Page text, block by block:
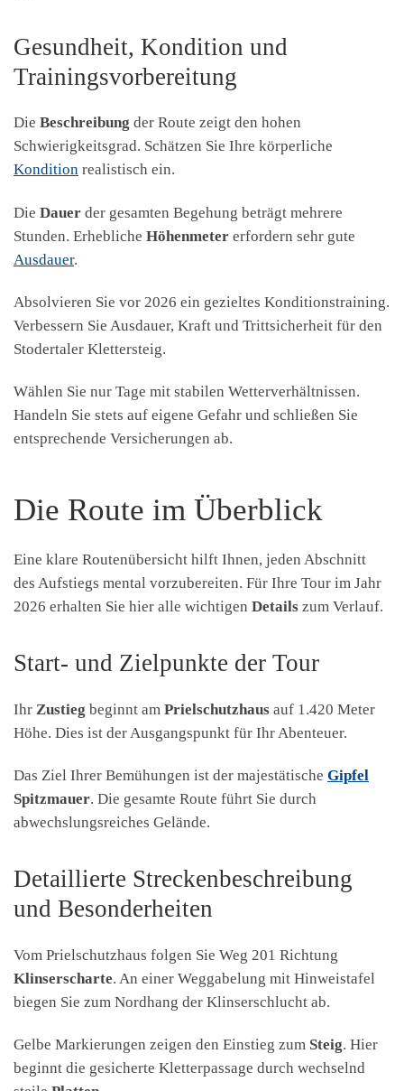
Gesundheit, Kondition und
Trainingsvorbereitung
Die Beschreibung der Route zeigt den hohen
Schwierigkeitsgrad. Schätzen Sie Ihre körperliche
Kondition realistisch ein.
Die Dauer der gesamten Begehung beträgt mehrere
Stunden. Erhebliche Höhenmeter erfordern sehr gute
Ausdauer.
Absolvieren Sie vor 2026 ein gezieltes Konditionstraining.
Verbessern Sie Ausdauer, Kraft und Trittsicherheit für den
Stodertaler Klettersteig.
Wählen Sie nur Tage mit stabilen Wetterverhältnissen.
Handeln Sie stets auf eigene Gefahr und schließen Sie
entsprechende Versicherungen ab.
Die Route im Überblick
Eine klare Routenübersicht hilft Ihnen, jeden Abschnitt
des Aufstiegs mental vorzubereiten. Für Ihre Tour im Jahr
2026 erhalten Sie hier alle wichtigen Details zum Verlauf.
Start- und Zielpunkte der Tour
Ihr Zustieg beginnt am Prielschutzhaus auf 1.420 Meter
Höhe. Dies ist der Ausgangspunkt für Ihr Abenteuer.
Das Ziel Ihrer Bemühungen ist der majestätische Gipfel
Spitzmauer. Die gesamte Route führt Sie durch
abwechslungsreiches Gelände.
Detaillierte Streckenbeschreibung
und Besonderheiten
Vom Prielschutzhaus folgen Sie Weg 201 Richtung
Klinserscharte. An einer Weggabelung mit Hinweistafel
biegen Sie zum Nordhang der Klinserschlucht ab.
Gelbe Markierungen zeigen den Einstieg zum Steig. Hier
beginnt die gesicherte Kletterpassage durch wechselnd